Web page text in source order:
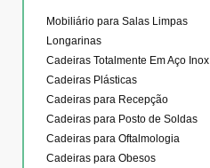
Mobiliário para Salas Limpas
Longarinas
Cadeiras Totalmente Em Aço Inox
Cadeiras Plásticas
Cadeiras para Recepção
Cadeiras para Posto de Soldas
Cadeiras para Oftalmologia
Cadeiras para Obesos